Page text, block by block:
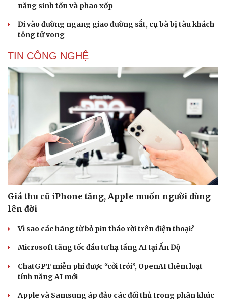
Cải chính
năng sinh tồn và phao xốp
Đi vào đường ngang giao đường sắt, cụ bà bị tàu khách
tông tử vong
TIN CÔNG NGHỆ
Giá thu cũ iPhone tăng, Apple muốn người dùng
lên đời
Vì sao các hãng từ bỏ pin tháo rời trên điện thoại?
Microsoft tăng tốc đầu tư hạ tầng AI tại Ấn Độ
ChatGPT miễn phí được “cởi trói”, OpenAI thêm loạt
tính năng AI mới
Apple và Samsung áp đảo các đối thủ trong phân khúc